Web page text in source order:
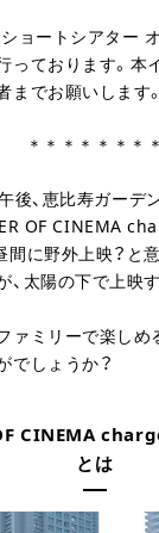
ョートシアター
っております。本
までお願いします。
＊＊＊＊＊＊＊＊
後、恵比寿ガーデ
OF CINEMA
間に野外上映？と
、太陽の下で上映
ァミリーで楽しめ
でしょうか？
CINEMA
とは